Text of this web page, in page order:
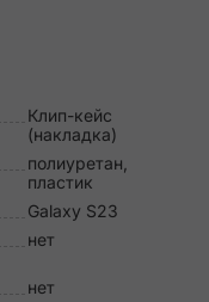
Клип-кейс
(накладка)
полиуретан,
пластик
Galaxy S23
нет
нет